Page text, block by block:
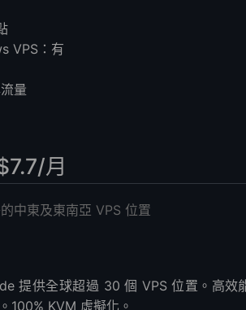
VPS：有
量
月
中東及東南亞 VPS 位置
提供全球超過 30 個 VPS 位置。高效
100% KVM 虛擬化。